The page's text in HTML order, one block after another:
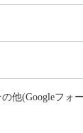
(Googleフォー